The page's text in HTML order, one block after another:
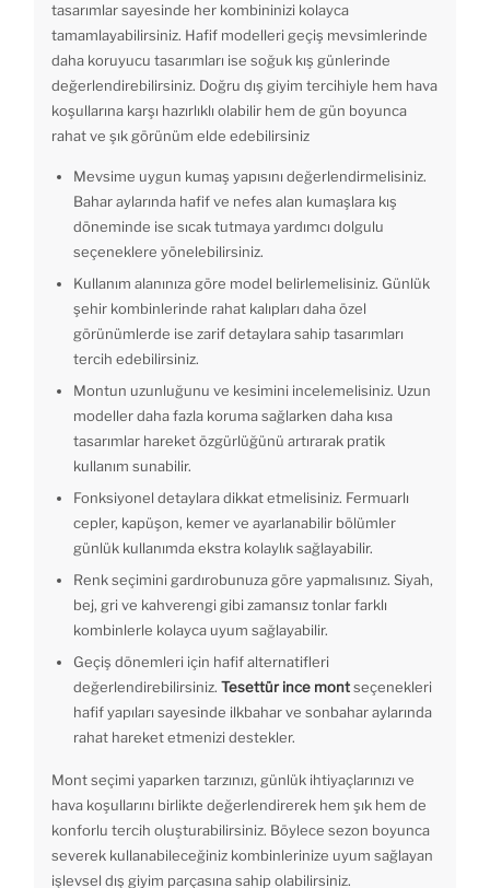
tasarımlar sayesinde her kombininizi kolayca
tamamlayabilirsiniz. Hafif modelleri geçiş mevsimlerinde
daha koruyucu tasarımları ise soğuk kış günlerinde
değerlendirebilirsiniz. Doğru dış giyim tercihiyle hem hava
koşullarına karşı hazırlıklı olabilir hem de gün boyunca
rahat ve şık görünüm elde edebilirsiniz
Mevsime uygun kumaş yapısını değerlendirmelisiniz.
Bahar aylarında hafif ve nefes alan kumaşlara kış
döneminde ise sıcak tutmaya yardımcı dolgulu
seçeneklere yönelebilirsiniz.
Kullanım alanınıza göre model belirlemelisiniz. Günlük
şehir kombinlerinde rahat kalıpları daha özel
görünümlerde ise zarif detaylara sahip tasarımları
tercih edebilirsiniz.
Montun uzunluğunu ve kesimini incelemelisiniz. Uzun
modeller daha fazla koruma sağlarken daha kısa
tasarımlar hareket özgürlüğünü artırarak pratik
kullanım sunabilir.
Fonksiyonel detaylara dikkat etmelisiniz. Fermuarlı
cepler, kapüşon, kemer ve ayarlanabilir bölümler
günlük kullanımda ekstra kolaylık sağlayabilir.
Renk seçimini gardırobunuza göre yapmalısınız. Siyah,
bej, gri ve kahverengi gibi zamansız tonlar farklı
kombinlerle kolayca uyum sağlayabilir.
Geçiş dönemleri için hafif alternatifleri
değerlendirebilirsiniz. Tesettür ince montseçenekleri
hafif yapıları sayesinde ilkbahar ve sonbahar aylarında
rahat hareket etmenizi destekler.
Mont seçimi yaparken tarzınızı, günlük ihtiyaçlarınızı ve
hava koşullarını birlikte değerlendirerek hem şık hem de
konforlu tercih oluşturabilirsiniz. Böylece sezon boyunca
severek kullanabileceğiniz kombinlerinize uyum sağlayan
işlevsel dış giyim parçasına sahip olabilirsiniz.